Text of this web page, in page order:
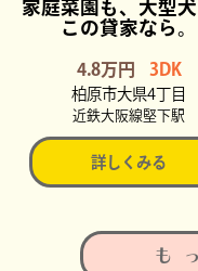
家庭菜園も、大型犬
この貸家なら。
4.8万円 3DK
柏原市大県4丁目
近鉄大阪線堅下駅
詳しくみる
も